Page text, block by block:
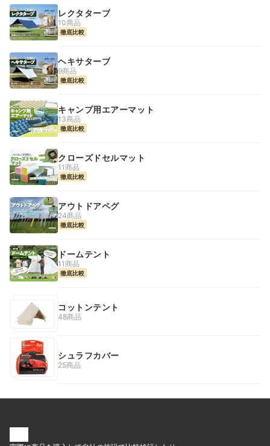
レクタタープ
10商品
徹底比較
ヘキサタープ
9商品
徹底比較
キャンプ用エアーマット
13商品
徹底比較
クローズドセルマット
11商品
徹底比較
アウトドアペグ
24商品
徹底比較
ドームテント
11商品
徹底比較
コットンテント
48商品
シュラフカバー
25商品